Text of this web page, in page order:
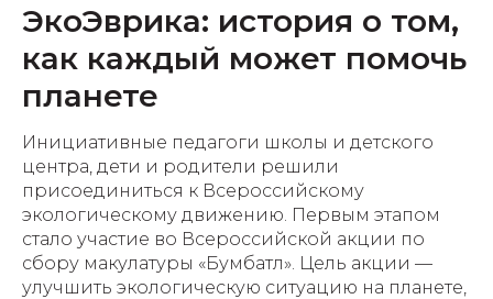
ЭкоЭврика: история о том,
как каждый может помочь
планете
Инициативные педагоги школы и детского
центра, дети и родители решили
присоединиться к Всероссийскому
экологическому движению. Первым этапом
стало участие во Всероссийской акции по
сбору макулатуры «Бумбатл». Цель акции —
улучшить экологическую ситуацию на планете,